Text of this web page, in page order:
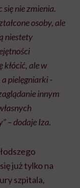
nie zmienia.
osoby, ale
niestety
kłócić, ale w
pielęgniarki -
innym
– dodaje Iza.
już tylko na
szpitala,